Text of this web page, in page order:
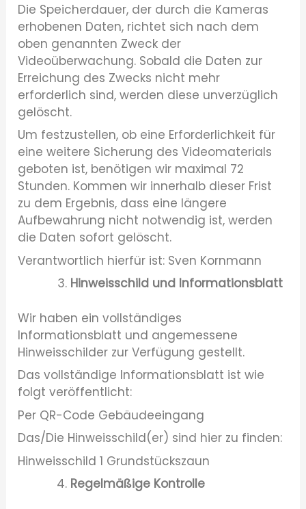
Die Speicherdauer, der durch die Kameras
erhobenen Daten, richtet sich nach dem
oben genannten Zweck der
Videoüberwachung. Sobald die Daten zur
Erreichung des Zwecks nicht mehr
erforderlich sind, werden diese unverzüglich
gelöscht.
Um festzustellen, ob eine Erforderlichkeit für
eine weitere Sicherung des Videomaterials
geboten ist, benötigen wir maximal 72
Stunden. Kommen wir innerhalb dieser Frist
zu dem Ergebnis, dass eine längere
Aufbewahrung nicht notwendig ist, werden
die Daten sofort gelöscht.
Verantwortlich hierfür ist: Sven Kornmann
Hinweisschild und Informationsblatt
Wir haben ein vollständiges
Informationsblatt und angemessene
Hinweisschilder zur Verfügung gestellt.
Das vollständige Informationsblatt ist wie
folgt veröffentlicht:
Per QR-Code Gebäudeeingang
Das/Die Hinweisschild(er) sind hier zu finden:
Hinweisschild 1 Grundstückszaun
Regelmäßige Kontrolle